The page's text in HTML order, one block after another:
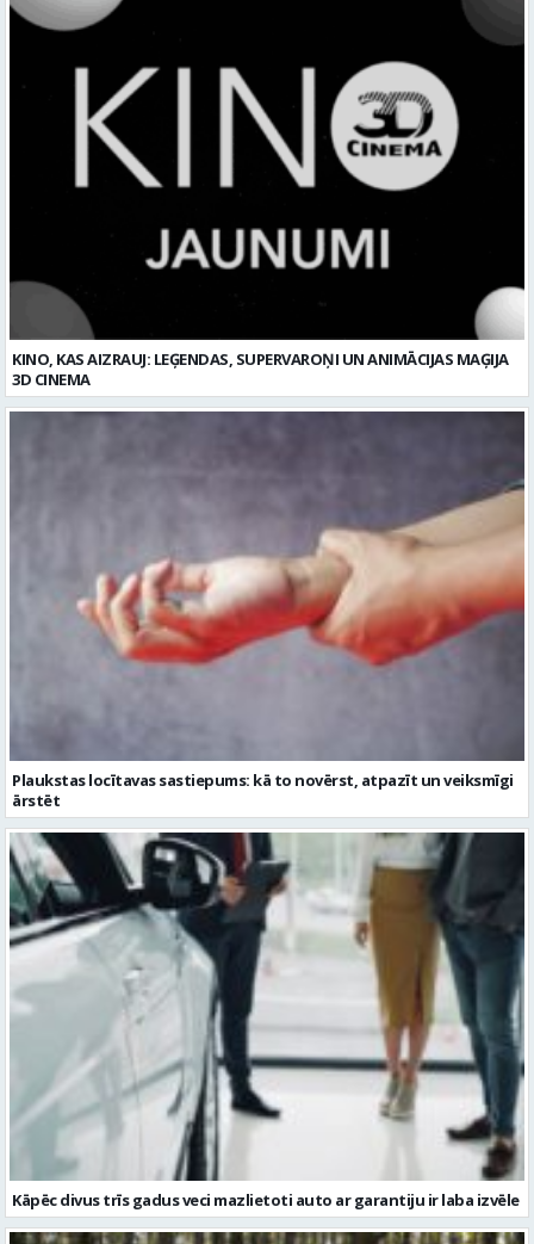
KINO, KAS AIZRAUJ: LEĢENDAS, SUPERVAROŅI UN ANIMĀCIJAS MAĢIJA
3D CINEMA
Plaukstas locītavas sastiepums: kā to novērst, atpazīt un veiksmīgi
ārstēt
Kāpēc divus trīs gadus veci mazlietoti auto ar garantiju ir laba izvēle